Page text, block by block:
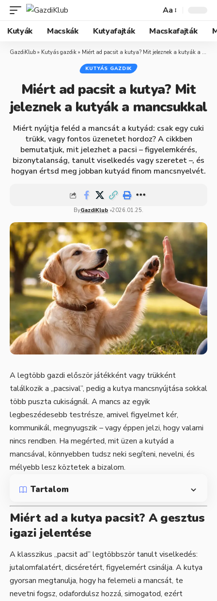
Aa
Kutyák
Macskák Kutyafajták Macskafajták
GazdiKlub » Kutyás gazdik » Miért ad pacsit a kutya? Mit jeleznek a kutyák a mancsukkal
KUTYÁS GAZDIK
Miért ad pacsit a kutya? Mit
jeleznek a kutyák a mancsukkal
Miért nyújtja feléd a mancsát a kutyád: csak egy cuki
trükk, vagy fontos üzenetet hordoz? A cikkben
bemutatjuk, mit jelezhet a pacsi – figyelemkérés,
bizonytalanság, tanult viselkedés vagy szeretet –, és
hogyan értsd meg jobban kutyád finom mancsnyelvét.
ByGazdiKlub 2026.01.25.
A legtöbb gazdi először játékként vagy trükként
találkozik a „pacsival”, pedig a kutya mancsnyújtása sokkal
több puszta cukiságnál. A mancs az egyik
legbeszédesebb testrésze, amivel figyelmet kér,
kommunikál, megnyugszik – vagy éppen jelzi, hogy valami
nincs rendben. Ha megérted, mit üzen a kutyád a
mancsával, könnyebben tudsz neki segíteni, nevelni, és
mélyebb lesz köztetek a bizalom.
Tartalom
Miért ad a kutya pacsit? A gesztus
igazi jelentése
A klasszikus „pacsit ad” legtöbbször tanult viselkedés:
jutalomfalatért, dicséretért, figyelemért csinálja. A kutya
gyorsan megtanulja, hogy ha felemeli a mancsát, te
nevetni fogsz, odafordulsz hozzá, simogatod, ezért